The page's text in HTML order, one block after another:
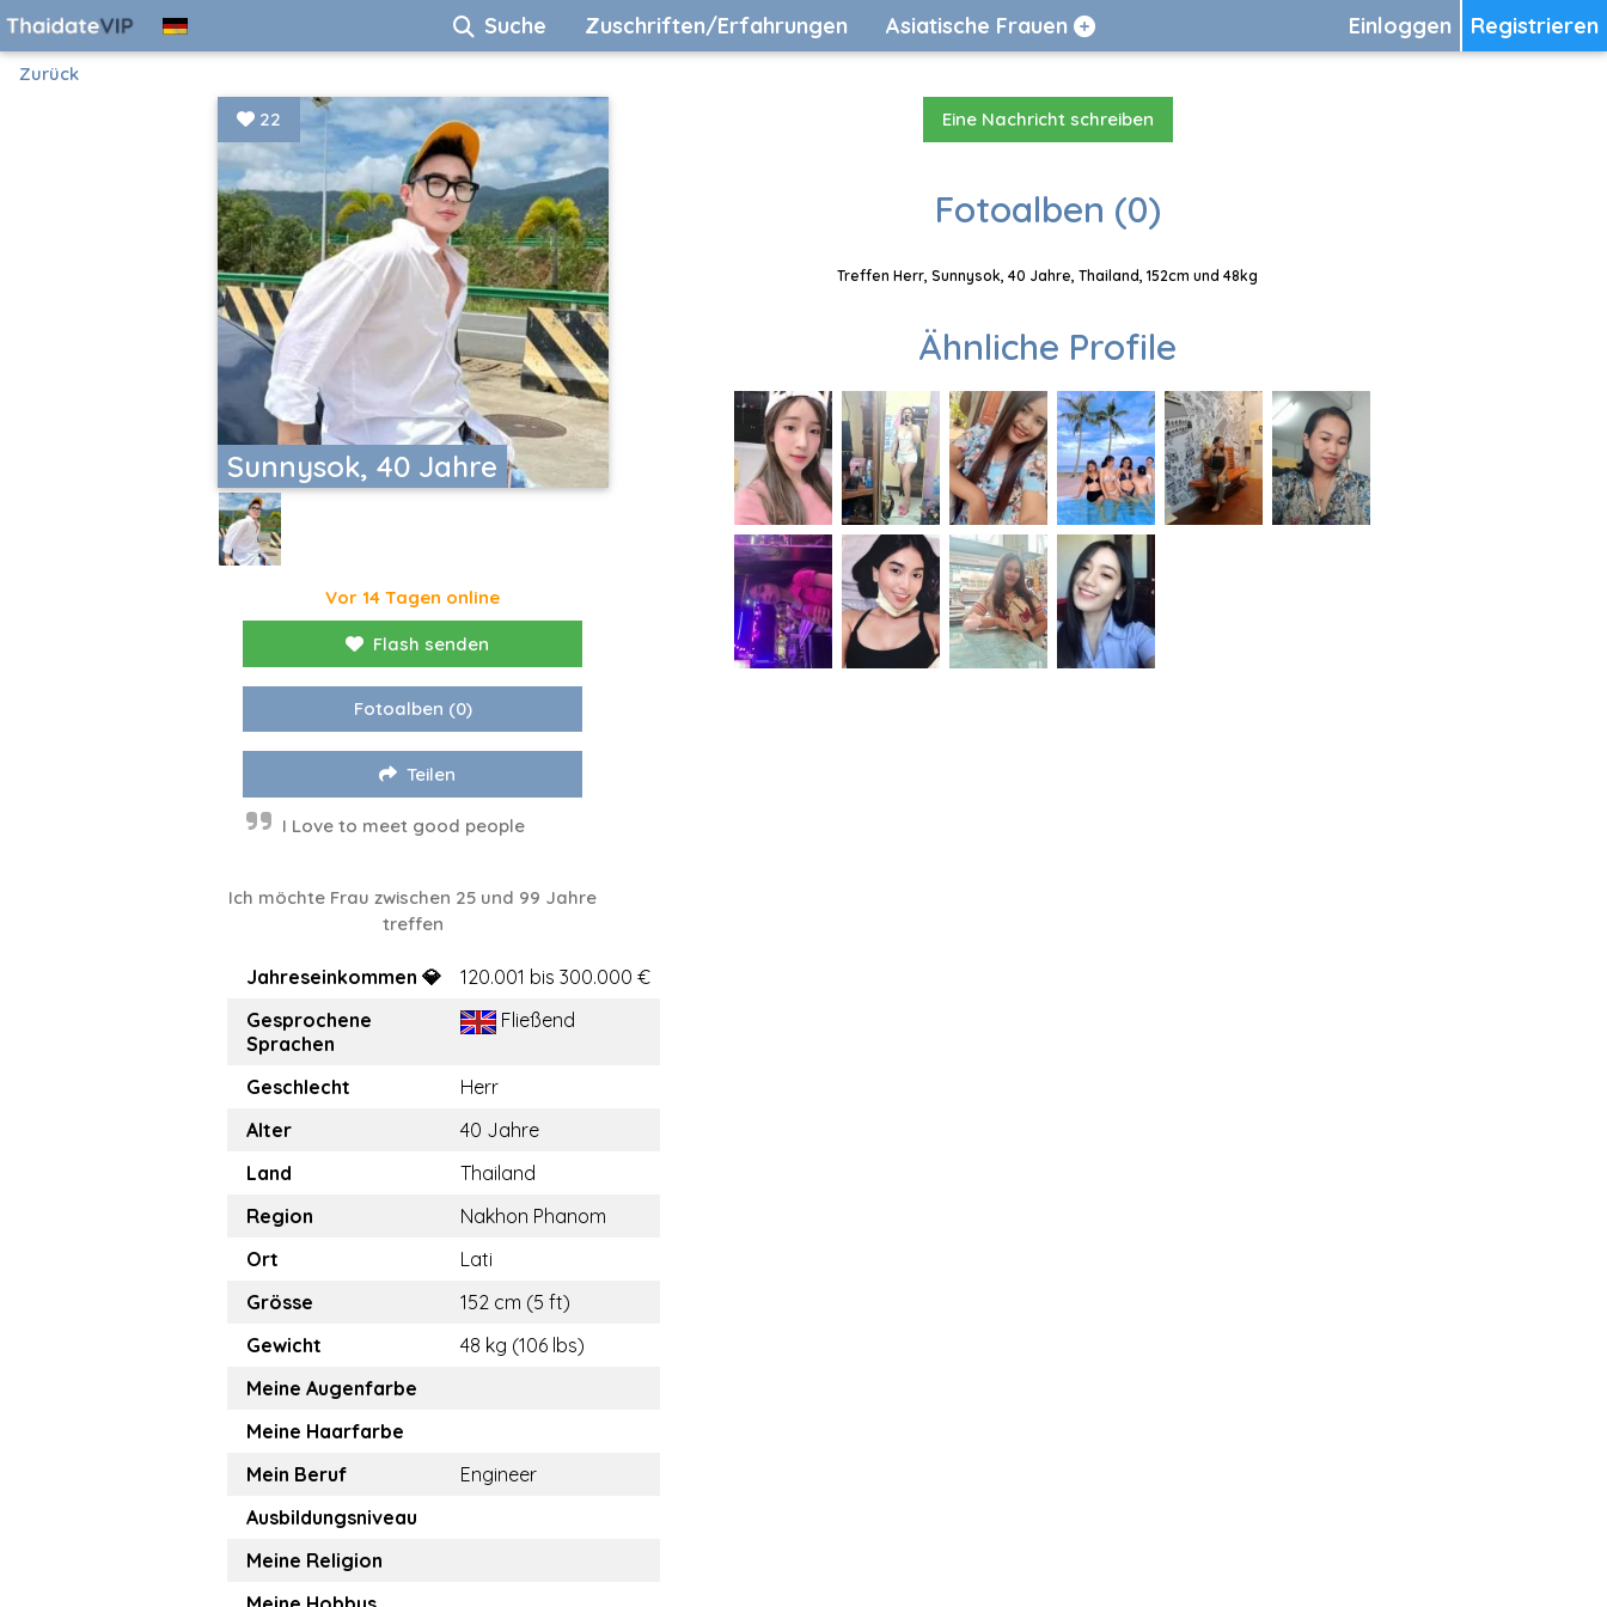
Registrieren
Einloggen
Suche Zuschriften/Erfahrungen Asiatische Frauen
Zurück
Sunnysok, 40 Jahre
22
Vor 14 Tagen online
Flash senden
Fotoalben (0)
Teilen
I Love to meet good people
Ich möchte Frau zwischen 25 und 99 Jahre
treffen
Jahreseinkommen 💎
120.001 bis 300.000 €
Gesprochene
Sprachen
Fließend
Geschlecht
Herr
Alter
40 Jahre
Land
Thailand
Region
Nakhon Phanom
Ort
Lati
Grösse
152 cm (5 ft)
Gewicht
48 kg (106 lbs)
Meine Augenfarbe
Meine Haarfarbe
Mein Beruf
Engineer
Ausbildungsniveau
Meine Religion
Eine Nachricht schreiben
Fotoalben (0)
Treffen Herr, Sunnysok, 40 Jahre, Thailand, 152cm und 48kg
Ähnliche Profile